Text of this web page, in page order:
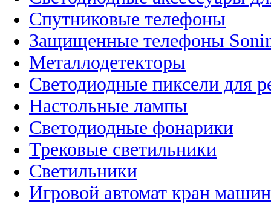
Спутниковые телефоны
Защищенные телефоны
Металлодетекторы
Светодиодные пиксели для
Настольные лампы
Светодиодные фонарики
Трековые светильники
Светильники
Игровой автомат кран